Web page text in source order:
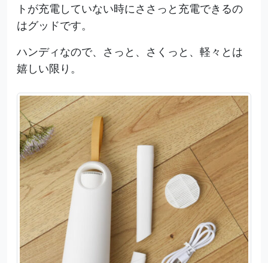
トが充電していない時にささっと充電できるの
はグッドです。
ハンディなので、さっと、さくっと、軽々とは
嬉しい限り。